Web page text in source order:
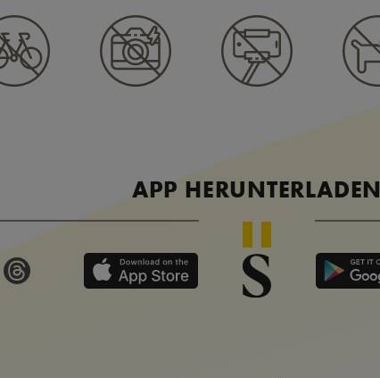
APP HERUNTERLADEN